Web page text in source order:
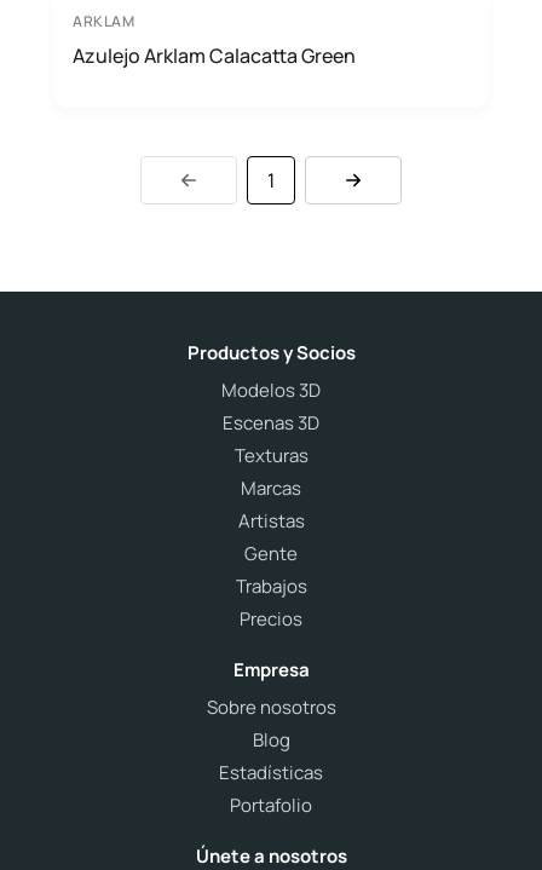
ARKLAM
Azulejo Arklam Calacatta Green
1
Productos y Socios
Modelos 3D
Escenas 3D
Texturas
Marcas
Artistas
Gente
Trabajos
Precios
Empresa
Sobre nosotros
Blog
Estadísticas
Portafolio
Únete a nosotros